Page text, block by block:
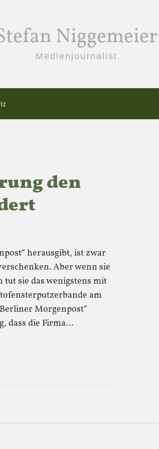
Niggemeier
Medienjournalist
den
herausgibt, ist zwar
Aber wenn sie
sie das wenigstens mit
am
Morgenpost“
dass die Firma…